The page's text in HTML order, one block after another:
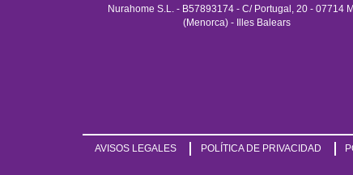
Nurahome S.L. - B57893174 - C/ Portugal, 20 - 07714
(Menorca) - Illes Balears
AVISOS LEGALES POLÍTICA DE PRIVACIDAD